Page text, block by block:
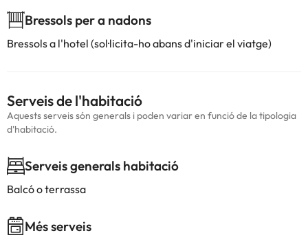
Bressols per a nadons
Bressols a l'hotel (sol·licita-ho abans d'iniciar el viatge)
Serveis de l'habitació
Aquests serveis són generals i poden variar en funció de la tipologia
d'habitació.
Serveis generals habitació
Balcó o terrassa
Més serveis